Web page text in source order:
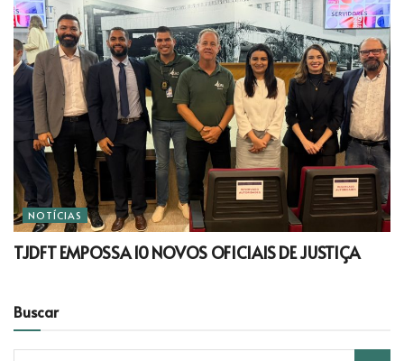
NOTÍCIAS
TJDFT EMPOSSA 10 NOVOS OFICIAIS DE JUSTIÇA
Buscar